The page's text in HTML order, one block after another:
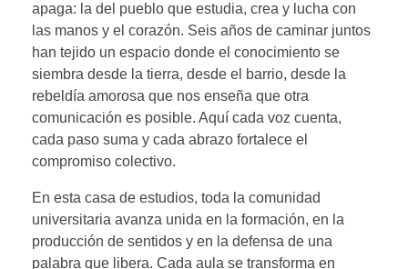
apaga: la del pueblo que estudia, crea y lucha con
las manos y el corazón. Seis años de caminar juntos
han tejido un espacio donde el conocimiento se
siembra desde la tierra, desde el barrio, desde la
rebeldía amorosa que nos enseña que otra
comunicación es posible. Aquí cada voz cuenta,
cada paso suma y cada abrazo fortalece el
compromiso colectivo.
En esta casa de estudios, toda la comunidad
universitaria avanza unida en la formación, en la
producción de sentidos y en la defensa de una
palabra que libera. Cada aula se transforma en